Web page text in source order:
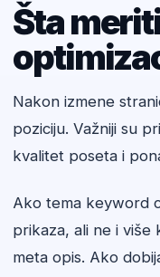
Šta
Nakon izmene
poziciju. Važniji su
kvalitet poseta i
Ako tema keyword
prikaza, ali ne i više
meta opis. Ako